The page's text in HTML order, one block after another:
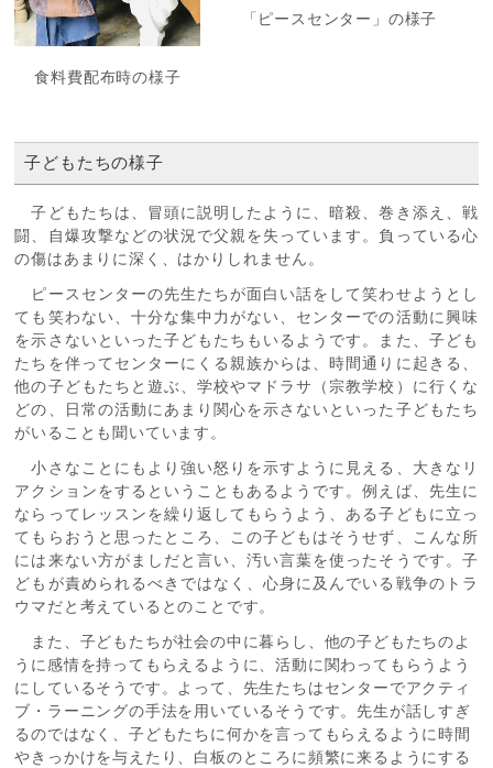
食料費配布時の様子
「ピースセンター」の様子
子どもたちの様子
子どもたちは、冒頭に説明したように、暗殺、巻き添え、戦
闘、自爆攻撃などの状況で父親を失っています。負っている心
の傷はあまりに深く、はかりしれません。
ピースセンターの先生たちが面白い話をして笑わせようとし
ても笑わない、十分な集中力がない、センターでの活動に興味
を示さないといった子どもたちもいるようです。また、子ども
たちを伴ってセンターにくる親族からは、時間通りに起きる、
他の子どもたちと遊ぶ、学校やマドラサ（宗教学校）に行くな
どの、日常の活動にあまり関心を示さないといった子どもたち
がいることも聞いています。
小さなことにもより強い怒りを示すように見える、大きなリ
アクションをするということもあるようです。例えば、先生に
ならってレッスンを繰り返してもらうよう、ある子どもに立っ
てもらおうと思ったところ、この子どもはそうせず、こんな所
には来ない方がましだと言い、汚い言葉を使ったそうです。子
どもが責められるべきではなく、心身に及んでいる戦争のトラ
ウマだと考えているとのことです。
また、子どもたちが社会の中に暮らし、他の子どもたちのよ
うに感情を持ってもらえるように、活動に関わってもらうよう
にしているそうです。よって、先生たちはセンターでアクティ
ブ・ラーニングの手法を用いているそうです。先生が話しすぎ
るのではなく、子どもたちに何かを言ってもらえるように時間
やきっかけを与えたり、白板のところに頻繁に来るようにする